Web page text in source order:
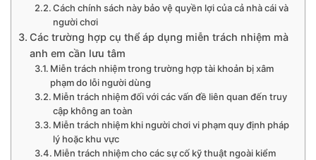
Cách chính sách này bảo vệ quyền lợi của cả nhà cái và
người chơi
Các trường hợp cụ thể áp dụng miễn trách nhiệm mà
anh em cần lưu tâm
Miễn trách nhiệm trong trường hợp tài khoản bị xâm
phạm do lỗi người dùng
Miễn trách nhiệm đối với các vấn đề liên quan đến truy
cập không an toàn
Miễn trách nhiệm khi người chơi vi phạm quy định pháp
lý hoặc khu vực
Miễn trách nhiệm cho các sự cố kỹ thuật ngoài kiểm